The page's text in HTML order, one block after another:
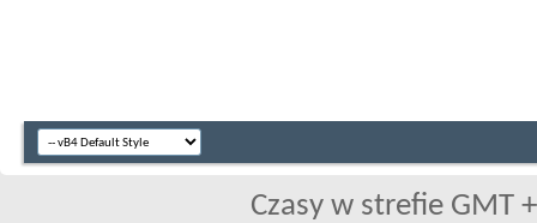
Czasy w strefie GMT